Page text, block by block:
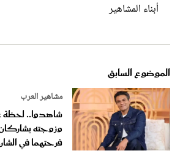
أبناء المشاهير
الموضوع السابق
مشاهير العرب
شاهدوا.. لحظة
وزوجته
فرحتهما في